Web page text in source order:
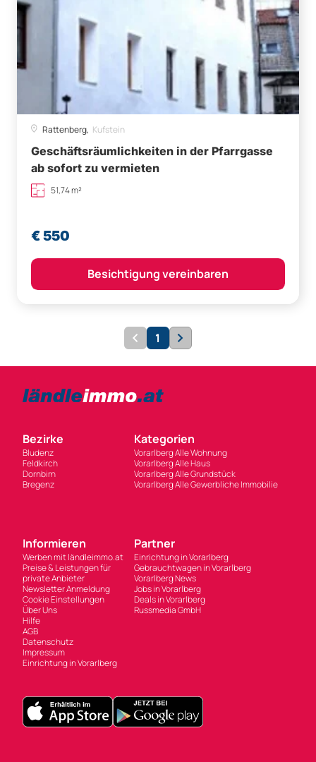
Rattenberg, Kufstein
Geschäftsräumlichkeiten in der Pfarrgasse
ab sofort zu vermieten
51,74 m²
€ 550
Besichtigung vereinbaren
1
Bezirke
Bludenz
Feldkirch
Dornbirn
Bregenz
Kategorien
Vorarlberg Alle Wohnung
Vorarlberg Alle Haus
Vorarlberg Alle Grundstück
Vorarlberg Alle Gewerbliche Immobilie
Informieren
Werben mit ländleimmo.at
Preise & Leistungen für
private Anbieter
Newsletter Anmeldung
Cookie Einstellungen
Über Uns
Hilfe
AGB
Datenschutz
Impressum
Einrichtung in Vorarlberg
Partner
Einrichtung in Vorarlberg
Gebrauchtwagen in Vorarlberg
Vorarlberg News
Jobs in Vorarlberg
Deals in Vorarlberg
Russmedia GmbH